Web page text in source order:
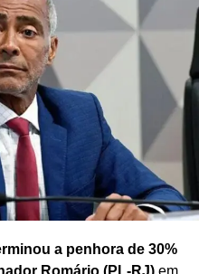
sob tensão
para ministros
a penhora de 30%
Romário (PL-RJ)em